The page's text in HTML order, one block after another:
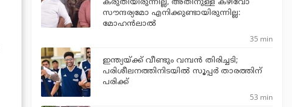
കരുതിയിരുന്നില്ല, അതിനുള്ള കഴിവോ
സൗന്ദര്യമോ എനിക്കുണ്ടായിരുന്നില്ല:
മോഹൻലാൽ
35 min
ഇന്ത്യയ്ക്ക് വീണ്ടും വമ്പന്‍ തിരിച്ചടി;
പരിശീലനത്തിനിടയില്‍ സൂപ്പര്‍ താരത്തിന്
പരിക്ക്
53 min